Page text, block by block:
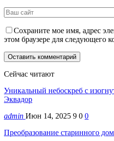
Сохраните мое имя, адрес
этом браузере для следующего
Сейчас читают
Уникальный небоскреб с
Эквадор
admin Июн 14, 2025 9 0 0
Преобразование старинного